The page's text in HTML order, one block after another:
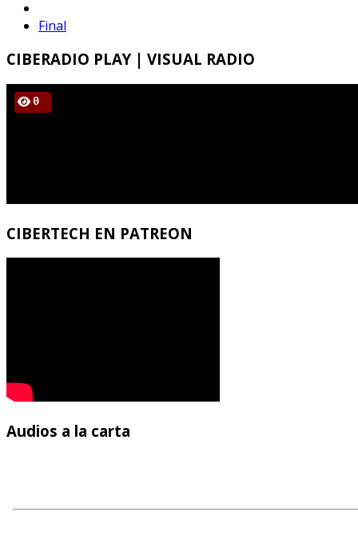
Final
CIBERADIO PLAY | VISUAL RADIO
CIBERTECH EN PATREON
Audios a la carta